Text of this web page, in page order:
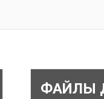
ФАЙЛЫ